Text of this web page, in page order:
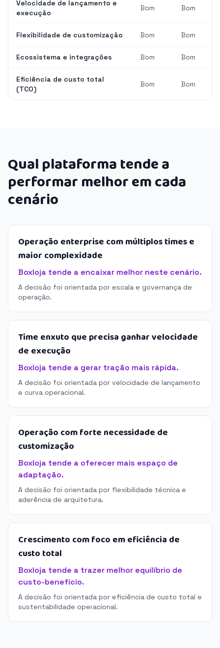
Velocidade de lançamento e
execução
Bom Bom
Flexibilidade de customização Bom Bom
Ecossistema e integrações Bom Bom
Eficiência de custo total
(TCO)
Bom Bom
Qual plataforma tende a
performar melhor em cada
cenário
Operação enterprise com múltiplos times e
maior complexidade
Boxloja tende a encaixar melhor neste cenário.
A decisão foi orientada por escala e governança de
operação.
Time enxuto que precisa ganhar velocidade
de execução
Boxloja tende a gerar tração mais rápida.
A decisão foi orientada por velocidade de lançamento
e curva operacional.
Operação com forte necessidade de
customização
Boxloja tende a oferecer mais espaço de
adaptação.
A decisão foi orientada por flexibilidade técnica e
aderência de arquitetura.
Crescimento com foco em eficiência de
custo total
Boxloja tende a trazer melhor equilíbrio de
custo-benefício.
A decisão foi orientada por eficiência de custo total e
sustentabilidade operacional.